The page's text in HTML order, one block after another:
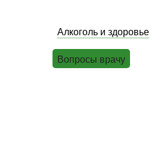
Алкоголь и здоровье
Вопросы врачу